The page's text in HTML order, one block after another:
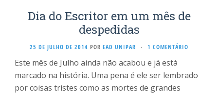
Dia do Escritor em um mês de
despedidas
25 DE JULHO DE 2014 POR EAD UNIPAR · 1 COMENTÁRIO
Este mês de Julho ainda não acabou e já está
marcado na história. Uma pena é ele ser lembrado
por coisas tristes como as mortes de grandes